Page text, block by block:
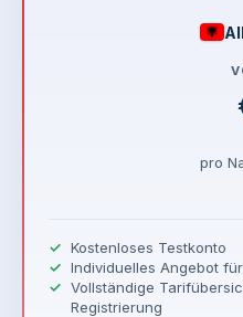
pro
Kostenloses Testkonto
Individuelles Angebot
Vollständige
Registrierung